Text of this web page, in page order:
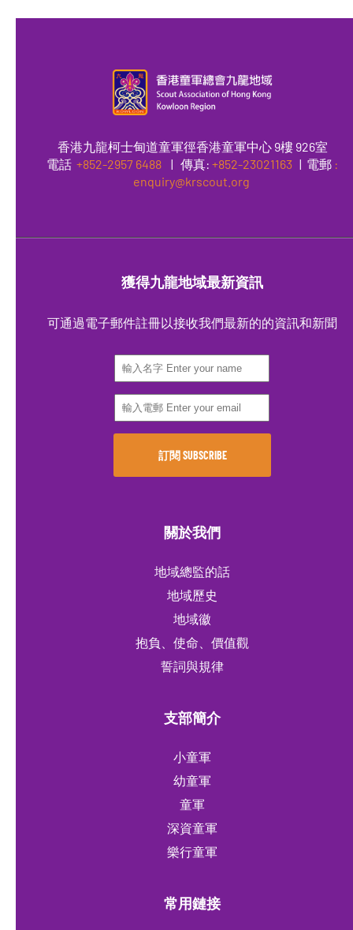
香港九龍柯士甸道童軍徑香港童軍中心 9樓 926室
電話 +852-2957 6488 | 傳真: +852-23021163 | 電郵 :
enquiry@krscout.org
獲得九龍地域最新資訊
可通過電子郵件註冊以接收我們最新的的資訊和新聞
關於我們
地域總監的話
地域歷史
地域徽
抱負、使命、價值觀
誓詞與規律
支部簡介
小童軍
幼童軍
童軍
深資童軍
樂行童軍
常用鏈接